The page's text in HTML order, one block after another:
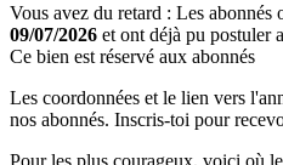
Vous avez du retard : Les abonnés
09/07/2026 et ont déjà pu postuler
Ce bien est réservé aux abonnés
Les coordonnées et le lien vers
nos abonnés. Inscris-toi pour
Pour les plus courageux, voici où